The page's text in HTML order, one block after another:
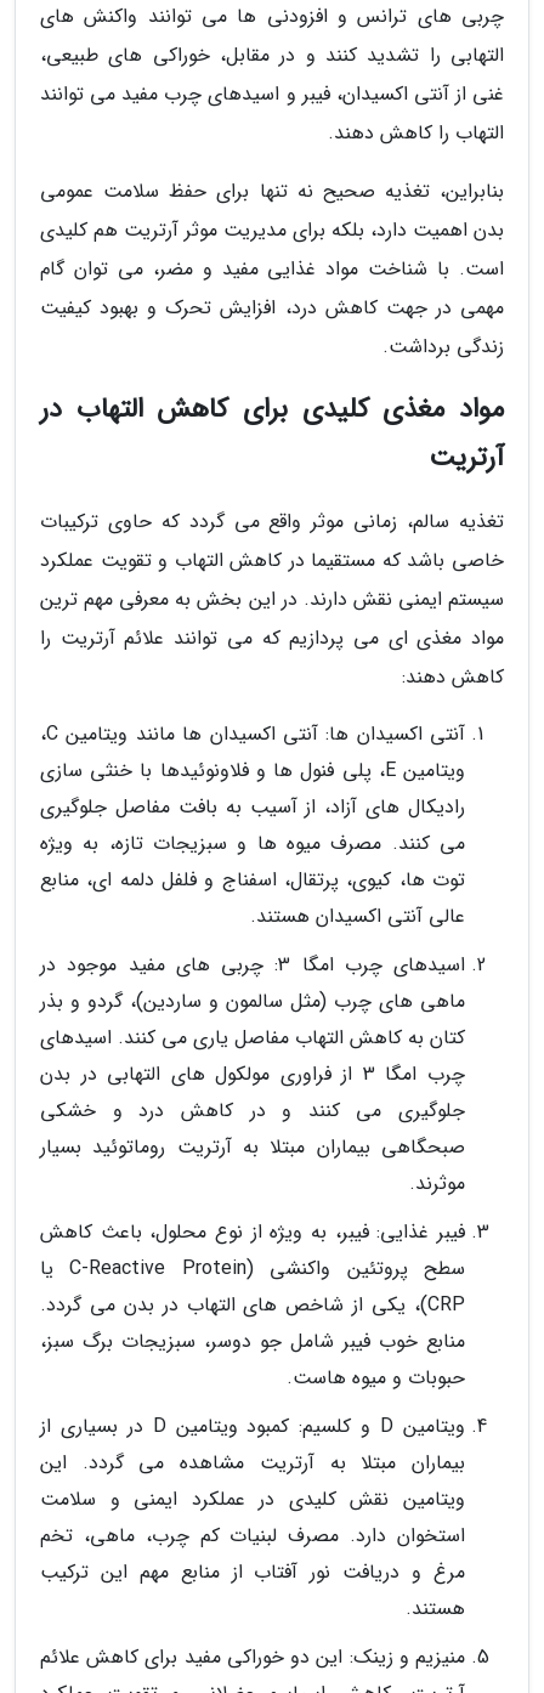
چربی های ترانس و افزودنی ها می توانند واکنش های
التهابی را تشدید کنند و در مقابل، خوراکی های طبیعی،
غنی از آنتی اکسیدان، فیبر و اسیدهای چرب مفید می توانند
التهاب را کاهش دهند.
بنابراین، تغذیه صحیح نه تنها برای حفظ سلامت عمومی
بدن اهمیت دارد، بلکه برای مدیریت موثر آرتریت هم کلیدی
است. با شناخت مواد غذایی مفید و مضر، می توان گام
مهمی در جهت کاهش درد، افزایش تحرک و بهبود کیفیت
زندگی برداشت.
مواد مغذی کلیدی برای کاهش التهاب در
آرتریت
تغذیه سالم، زمانی موثر واقع می گردد که حاوی ترکیبات
خاصی باشد که مستقیما در کاهش التهاب و تقویت عملکرد
سیستم ایمنی نقش دارند. در این بخش به معرفی مهم ترین
مواد مغذی ای می پردازیم که می توانند علائم آرتریت را
کاهش دهند:
آنتی اکسیدان ها: آنتی اکسیدان ها مانند ویتامین C،
ویتامین E، پلی فنول ها و فلاونوئیدها با خنثی سازی
رادیکال های آزاد، از آسیب به بافت مفاصل جلوگیری
می کنند. مصرف میوه ها و سبزیجات تازه، به ویژه
توت ها، کیوی، پرتقال، اسفناج و فلفل دلمه ای، منابع
عالی آنتی اکسیدان هستند.
اسیدهای چرب امگا 3: چربی های مفید موجود در
ماهی های چرب (مثل سالمون و ساردین)، گردو و بذر
کتان به کاهش التهاب مفاصل یاری می کنند. اسیدهای
چرب امگا 3 از فراوری مولکول های التهابی در بدن
جلوگیری می کنند و در کاهش درد و خشکی
صبحگاهی بیماران مبتلا به آرتریت روماتوئید بسیار
موثرند.
فیبر غذایی: فیبر، به ویژه از نوع محلول، باعث کاهش
سطح پروتئین واکنشی (C-Reactive Protein یا
CRP)، یکی از شاخص های التهاب در بدن می گردد.
منابع خوب فیبر شامل جو دوسر، سبزیجات برگ سبز،
حبوبات و میوه هاست.
ویتامین D و کلسیم: کمبود ویتامین D در بسیاری از
بیماران مبتلا به آرتریت مشاهده می گردد. این
ویتامین نقش کلیدی در عملکرد ایمنی و سلامت
استخوان دارد. مصرف لبنیات کم چرب، ماهی، تخم
مرغ و دریافت نور آفتاب از منابع مهم این ترکیب
هستند.
منیزیم و زینک: این دو خوراکی مفید برای کاهش علائم